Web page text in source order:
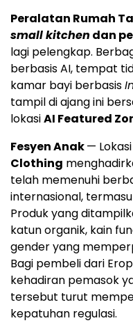
Peralatan Rumah
small kitchen dan
lagi pelengkap.
berbasis AI, tempat
kamar bayi berbasis
tampil di ajang ini
lokasiAI Featured
Fesyen Anak—
Clothing
telah memenuhi
internasional,
Produk yang
katun organik, kain
gender yang
Bagi pembeli dari
kehadiran pemasok
tersebut turut
kepatuhan regulasi.